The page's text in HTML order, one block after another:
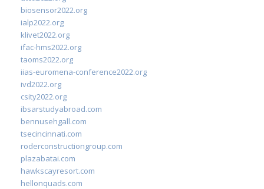
biosensor2022.org
ialp2022.org
klivet2022.org
ifac-hms2022.org
taoms2022.org
iias-euromena-conference2022.org
ivd2022.org
csity2022.org
ibsarstudyabroad.com
bennusehgall.com
tsecincinnati.com
roderconstructiongroup.com
plazabatai.com
hawkscayresort.com
hellonquads.com